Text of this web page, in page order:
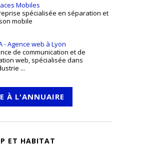
Mobiles
spécialisée en séparation et
mobile
- Agence web à Lyon
de communication et de
web, spécialisée dans
...
À L'ANNUAIRE
ET HABITAT